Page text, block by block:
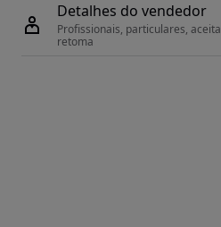
Detalhes do vendedor
Profissionais, particulares, aceita
retoma